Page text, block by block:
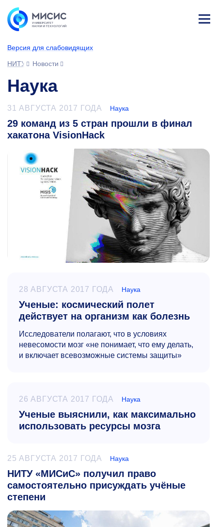
Версия для слабовидящих
НИТУ МИСИС
Новости
Наука
31 АВГУСТА 2017 ГОДА Наука
29 команд из 5 стран прошли в финал
хакатона VisionHack
28 АВГУСТА 2017 ГОДА Наука
Ученые: космический полет
действует на организм как болезнь
Исследователи полагают, что в условиях
невесомости мозг «не понимает, что ему делать,
и включает всевозможные системы защиты»
26 АВГУСТА 2017 ГОДА Наука
Ученые выяснили, как максимально
использовать ресурсы мозга
25 АВГУСТА 2017 ГОДА Наука
НИТУ «МИСиС» получил право
самостоятельно присуждать учёные
степени